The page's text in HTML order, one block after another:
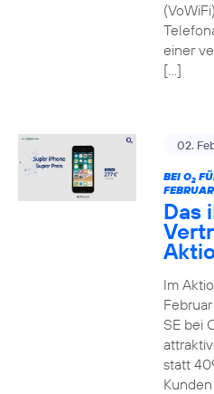
einer
[…]
02.
BEI O2
Das
Im
SE bei
statt